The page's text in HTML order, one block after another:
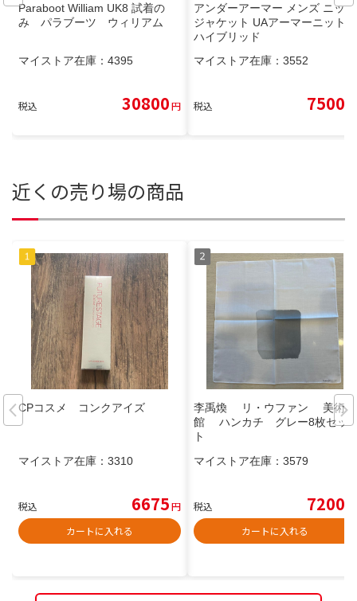
Paraboot William UK8 試着の
み パラブーツ ウィリアム
マイストア在庫： 4395
税込 30800円
アンダーアーマー メンズ ニット
ジャケット UAアーマーニット
ハイブリッド
マイストア在庫： 3552
税込 7500
近くの売り場の商品
CPコスメ コンクアイズ
マイストア在庫： 3310
税込 6675円
カートに入れる
李禹煥 リ・ウファン 美術
館 ハンカチ グレー8枚セッ
ト
マイストア在庫： 3579
税込 7200
カートに入れる